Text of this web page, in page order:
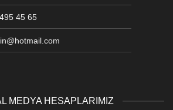
45 65
MEDYA HESAPLARIMIZ